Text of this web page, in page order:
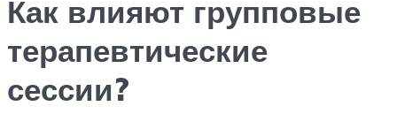
Как влияют групповые
терапевтические
сессии?